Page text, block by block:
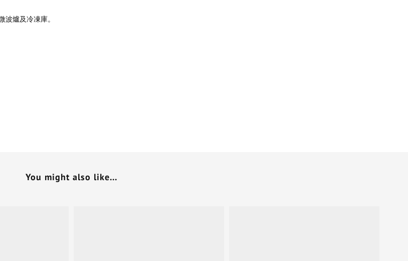
爐及冷凍庫。
You might also like...